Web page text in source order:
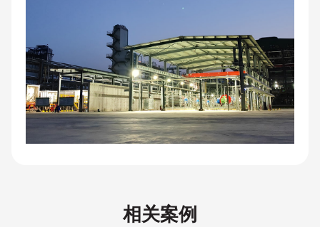
相关案例